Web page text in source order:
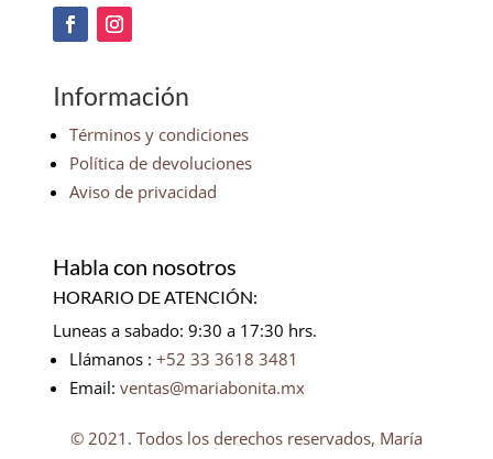
Información
Términos y condiciones
Política de devoluciones
Aviso de privacidad
Habla con nosotros
HORARIO DE ATENCIÓN:
Luneas a sabado: 9:30 a 17:30 hrs.
Llámanos : +52 33 3618 3481
Email: ventas@mariabonita.mx
© 2021. Todos los derechos reservados, María